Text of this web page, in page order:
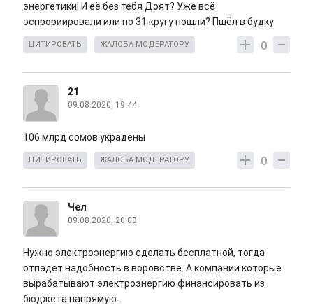
энергетики! И её без тебя Доят? Уже всё
эспрориировали или по 31 кругу пошли? Пшёл в будку
0
ЦИТИРОВАТЬ ЖАЛОБА МОДЕРАТОРУ
21
09.08.2020, 19:44
106 млрд сомов украдены
0
ЦИТИРОВАТЬ ЖАЛОБА МОДЕРАТОРУ
Чел
09.08.2020, 20:08
Нужно электроэнергию сделать бесплатной, тогда
отпадет надобность в воровстве. А компании которые
вырабатывают электроэнергию финансировать из
бюджета напрямую.